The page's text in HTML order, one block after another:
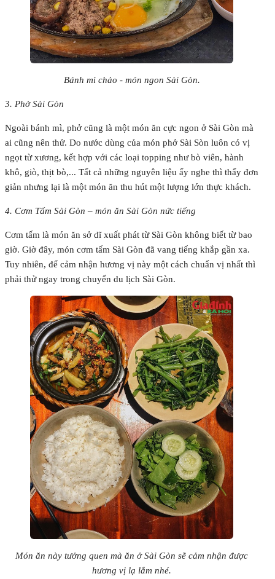
Bánh mì chảo - món ngon Sài Gòn.
3. Phở Sài Gòn
Ngoài bánh mì, phở cũng là một món ăn cực ngon ở Sài Gòn mà
ai cũng nên thử. Do nước dùng của món phở Sài Sòn luôn có vị
ngọt từ xương, kết hợp với các loại topping như bò viên, hành
khô, giò, thịt bò,... Tất cả những nguyên liệu ấy nghe thì thấy đơn
giản nhưng lại là một món ăn thu hút một lượng lớn thực khách.
4. Cơm Tấm Sài Gòn – món ăn Sài Gòn nức tiếng
Cơm tấm là món ăn sở dĩ xuất phát từ Sài Gòn không biết từ bao
giờ. Giờ đây, món cơm tấm Sài Gòn đã vang tiếng khắp gần xa.
Tuy nhiên, để cảm nhận hương vị này một cách chuẩn vị nhất thì
phải thử ngay trong chuyến du lịch Sài Gòn.
Món ăn này tưởng quen mà ăn ở Sài Gòn sẽ cảm nhận được
hương vị lạ lắm nhé.